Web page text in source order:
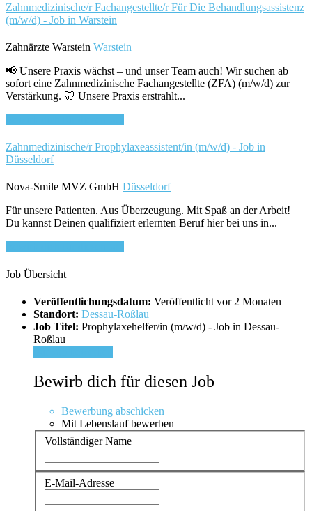
Zahnmedizinische/r Fachangestellte/r Für Die Behandlungsassistenz
(m/w/d) - Job in Warstein
Zahnärzte Warstein Warstein
📢 Unsere Praxis wächst – und unser Team auch! Wir suchen ab
sofort eine Zahnmedizinische Fachangestellte (ZFA) (m/w/d) zur
Verstärkung. 🦷 Unsere Praxis erstrahlt...
Zahnmedizinische/r Prophylaxeassistent/in (m/w/d) - Job in
Düsseldorf
Nova-Smile MVZ GmbH Düsseldorf
Für unsere Patienten. Aus Überzeugung. Mit Spaß an der Arbeit!
Du kannst Deinen qualifiziert erlernten Beruf hier bei uns in...
Job Übersicht
Veröffentlichungsdatum: Veröffentlicht vor 2 Monaten
Standort: Dessau-Roßlau
Job Titel: Prophylaxehelfer/in (m/w/d) - Job in Dessau-
Roßlau
Bewirb dich für diesen Job
Bewerbung abschicken
Mit Lebenslauf bewerben
Vollständiger Name
E-Mail-Adresse